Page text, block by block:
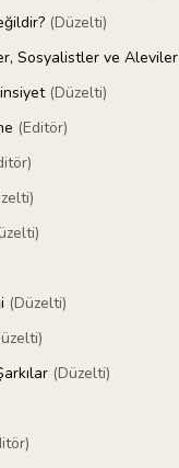
(Düzelti)
Sosyalistler ve Aleviler
(Düzelti)
(Editör)
(Düzelti)
(Düzelti)